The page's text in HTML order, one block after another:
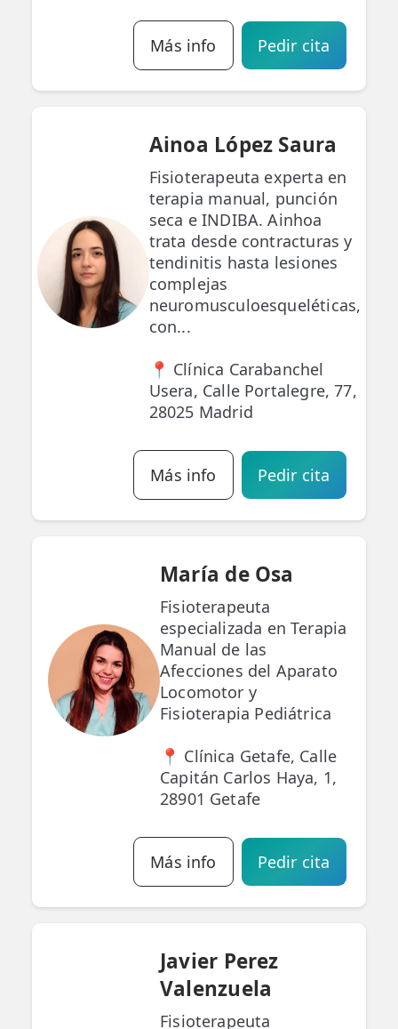
Más info Pedir cita
Ainoa López Saura
Fisioterapeuta experta en
terapia manual, punción
seca e INDIBA. Ainhoa
trata desde contracturas y
tendinitis hasta lesiones
complejas
neuromusculoesqueléticas,
con...
📍 Clínica Carabanchel
Usera, Calle Portalegre, 77,
28025 Madrid
Más info Pedir cita
María de Osa
Fisioterapeuta
especializada en Terapia
Manual de las
Afecciones del Aparato
Locomotor y
Fisioterapia Pediátrica
📍 Clínica Getafe, Calle
Capitán Carlos Haya, 1,
28901 Getafe
Más info Pedir cita
Javier Perez
Valenzuela
Fisioterapeuta